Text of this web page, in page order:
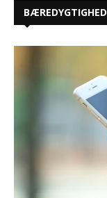
BÆREDYGTIGHED